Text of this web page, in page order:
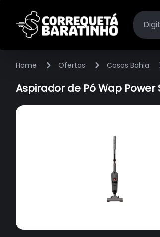
Home Ofertas Casas Bahia
Aspirador de Pó Wap Power